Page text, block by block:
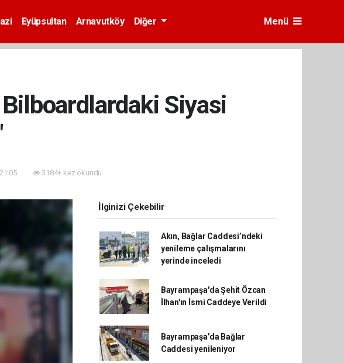
Eyüpsultan Arnavutköy Diğer Menü
Siyasi
3184+ kez okundu.
İlginizi Çekebilir
Akın, Bağlar Caddesi’ndeki
yenileme çalışmalarını
yerinde inceledi
Bayrampaşa'da Şehit Özcan
İlhan'ın İsmi Caddeye Verildi
Bayrampaşa’da Bağlar
Caddesi yenileniyor